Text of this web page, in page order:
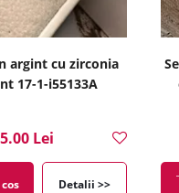
argint cu zirconia
17-1-i55133A
Lei
Detalii >>